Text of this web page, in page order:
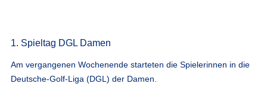
1. Spieltag DGL Damen
Am vergangenen Wochenende starteten die Spielerinnen in die
Deutsche-Golf-Liga (DGL) der Damen.